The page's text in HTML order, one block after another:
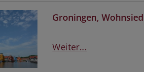
Groningen,
Weiter...